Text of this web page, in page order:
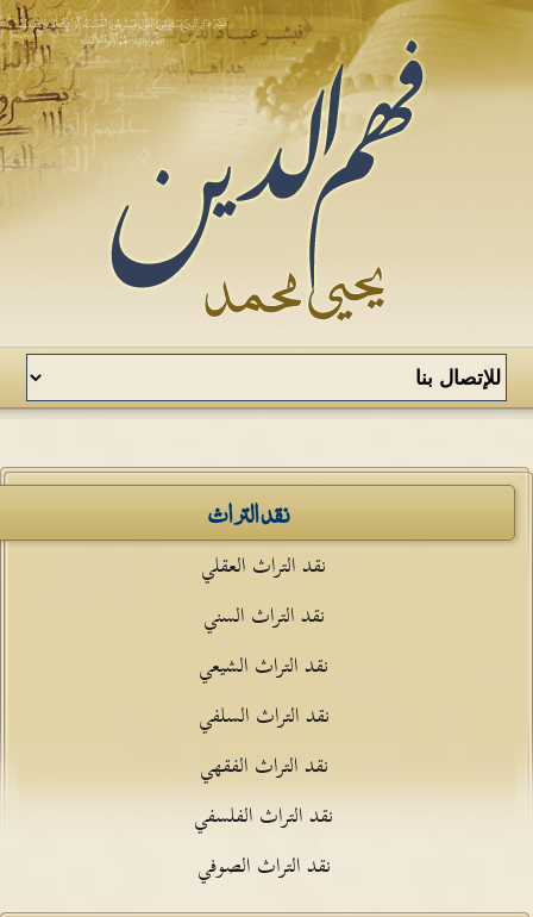
نقد التراث
نقد التراث العقلي
نقد التراث السني
نقد التراث الشيعي
نقد التراث السلفي
نقد التراث الفقهي
نقد التراث الفلسفي
نقد التراث الصوفي